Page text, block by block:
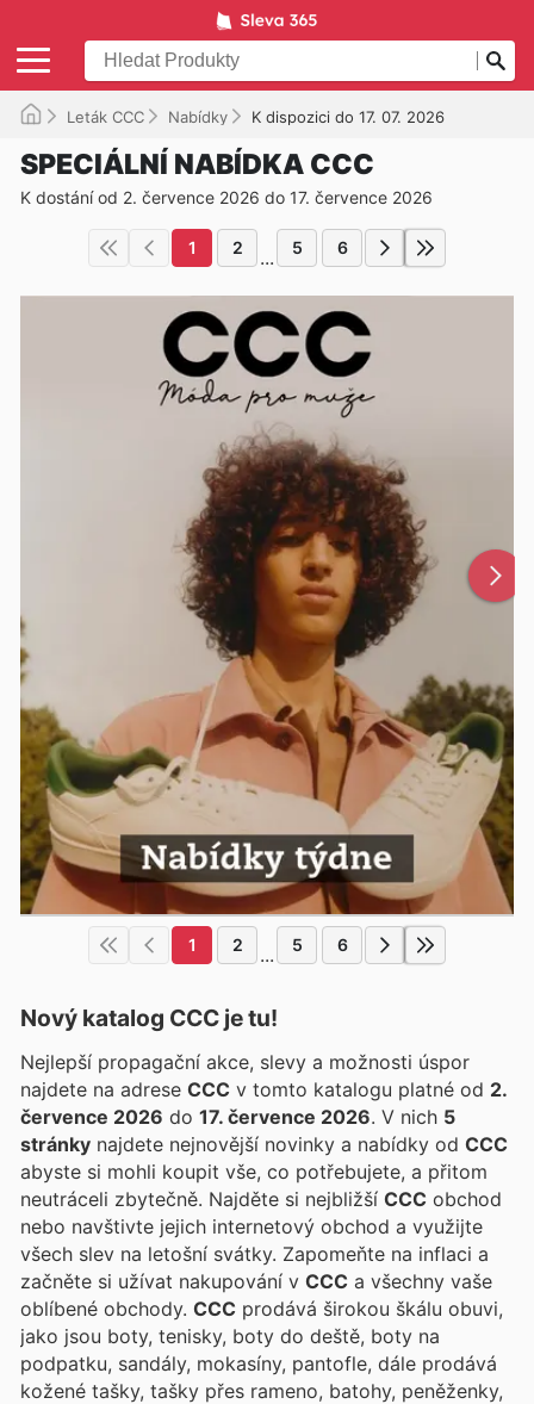
Leták CCC Nabídky K dispozici do 17. 07. 2026
SPECIÁLNÍ NABÍDKA CCC
K dostání od 2. července 2026 do 17. července 2026
1 2 ... 5 6
1 2 ... 5 6
Nový katalog CCC je tu!
Nejlepší propagační akce, slevy a možnosti úspor
najdete na adrese CCC v tomto katalogu platné od 2.
července 2026 do 17. července 2026 . V nich 5
stránky najdete nejnovější novinky a nabídky od CCC
abyste si mohli koupit vše, co potřebujete, a přitom
neutráceli zbytečně. Najděte si nejbližší CCC obchod
nebo navštivte jejich internetový obchod a využijte
všech slev na letošní svátky. Zapomeňte na inflaci a
začněte si užívat nakupování v CCC a všechny vaše
oblíbené obchody. CCC prodává širokou škálu obuvi,
jako jsou boty, tenisky, boty do deště, boty na
podpatku, sandály, mokasíny, pantofle, dále prodává
kožené tašky, tašky přes rameno, batohy, peněženky,